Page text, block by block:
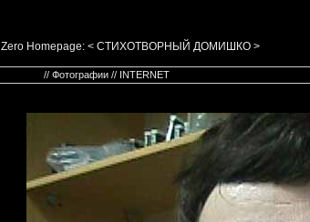
Zero Homepage: < СТИХОТВОРНЫЙ ДОМИШКО >
// Фотографии // INTERNET